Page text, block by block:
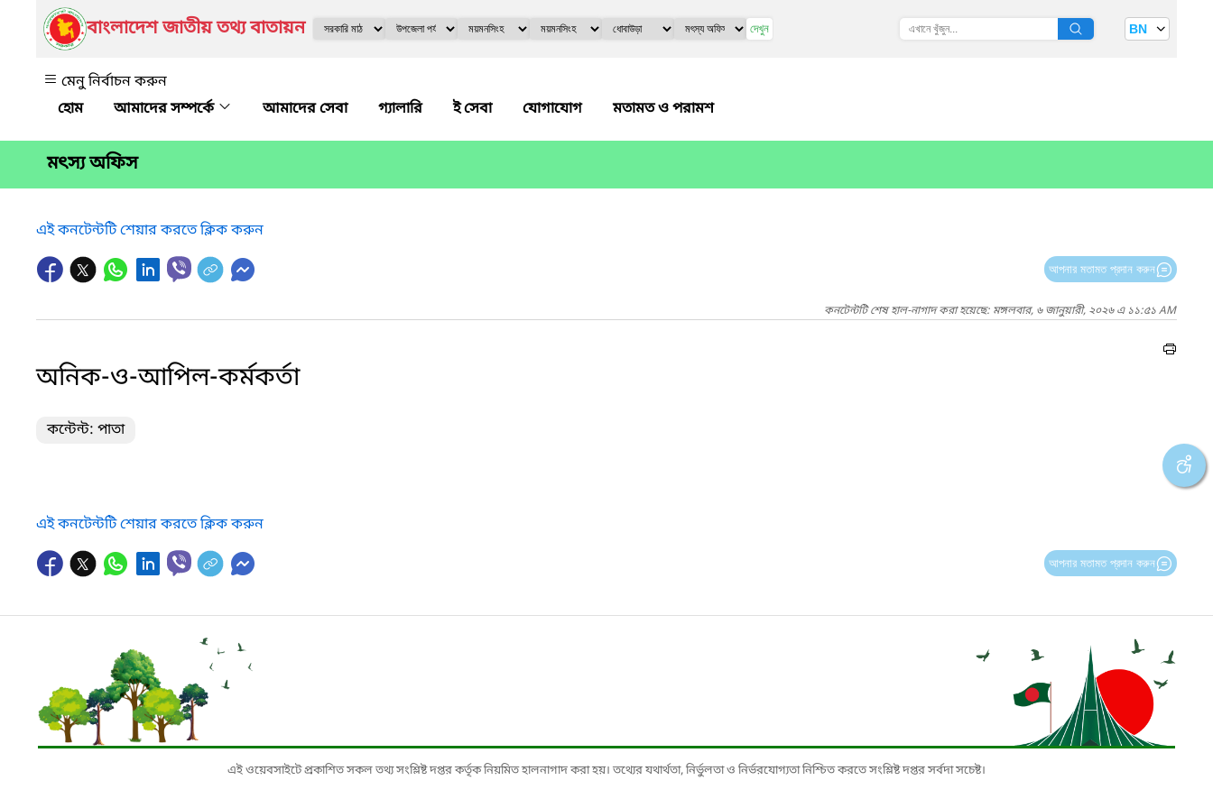
বাংলাদেশ জাতীয় তথ্য বাতায়ন দেখুন BN
মেনু নির্বাচন করুন
আমাদের সম্পর্কে
আমাদের সেবা গ্যালারি ই সেবা যোগাযোগ মতামত ও পরামশ
মৎস্য অফিস
এই কনটেন্টটি শেয়ার করতে ক্লিক করুন
আপনার মতামত প্রদান করুন
কনটেন্টটি শেষ হাল-নাগাদ করা হয়েছে: মঙ্গলবার, ৬ জানুয়ারী, ২০২৬ এ ১১:৫১ AM
অনিক-ও-আপিল-কর্মকর্তা
কন্টেন্ট: পাতা
এই কনটেন্টটি শেয়ার করতে ক্লিক করুন
আপনার মতামত প্রদান করুন
এই ওয়েবসাইটে প্রকাশিত সকল তথ্য সংশ্লিষ্ট দপ্তর কর্তৃক নিয়মিত হালনাগাদ করা হয়। তথ্যের যথার্থতা, নির্ভুলতা ও নির্ভরযোগ্যতা নিশ্চিত করতে সংশ্লিষ্ট দপ্তর সর্বদা সচেষ্ট।